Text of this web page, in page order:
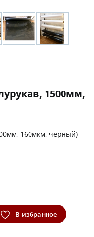
1500мм,
160мкм, черный)
В избранное